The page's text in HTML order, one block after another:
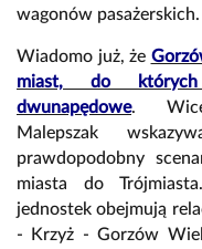
wagonów pasażerskich.
Wiadomo już, że
miast, do których
dwunapędowe.
Malepszak
prawdopodobny
miasta do
jednostek obejmują
- Krzyż - Gorzów